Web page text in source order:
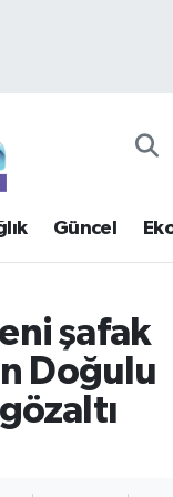
Güncel
şafak
Doğulu